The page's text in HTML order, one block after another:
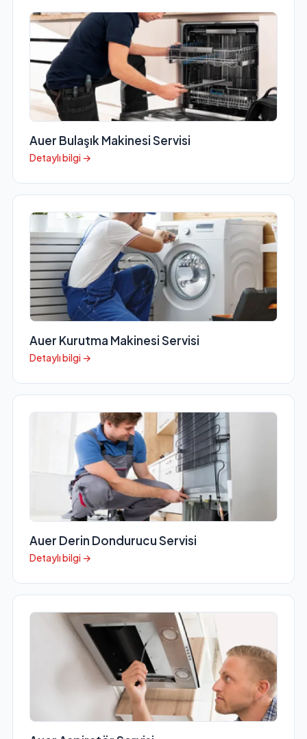
Auer Bulaşık Makinesi Servisi
Detaylı bilgi →
Auer Kurutma Makinesi Servisi
Detaylı bilgi →
Auer Derin Dondurucu Servisi
Detaylı bilgi →